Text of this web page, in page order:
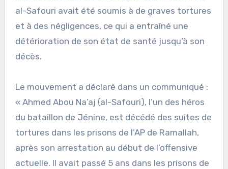
al-Safouri avait été soumis à de graves tortures
et à des négligences, ce qui a entraîné une
détérioration de son état de santé jusqu’à son
décès.
Le mouvement a déclaré dans un communiqué :
« Ahmed Abou Na’aj (al-Safouri), l’un des héros
du bataillon de Jénine, est décédé des suites de
tortures dans les prisons de l’AP de Ramallah,
après son arrestation au début de l’offensive
actuelle. Il avait passé 5 ans dans les prisons de